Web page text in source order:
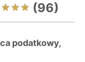
(96)
podatkowy,